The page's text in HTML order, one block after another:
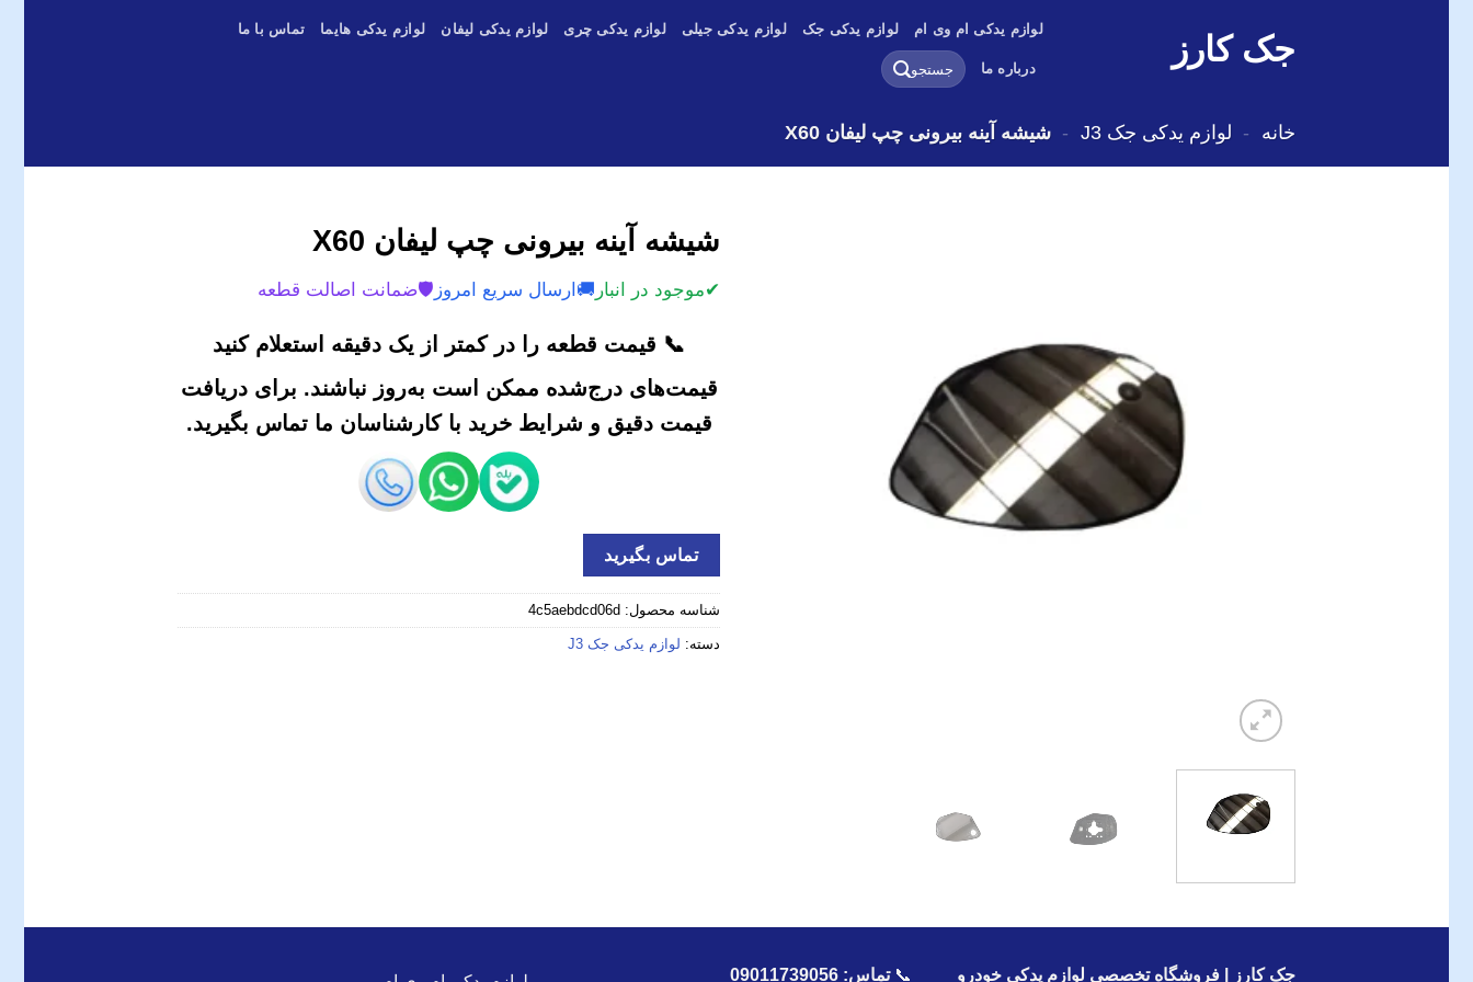
جک کارز
لوازم یدکی ام وی ام لوازم یدکی جک لوازم یدکی جیلی لوازم یدکی چری لوازم یدکی لیفان لوازم یدکی هایما تماس با ما
درباره ما
جستجو
برای:
خانه - لوازم یدکی جک J3 - شیشه آینه بیرونی چپ لیفان X60
شیشه آینه بیرونی چپ لیفان X60
✔موجود در انبار 🚚 ارسال سریع امروز 🛡️ضمانت اصالت قطعه
📞 قیمت قطعه را در کمتر از یک دقیقه استعلام کنید
قیمت‌های درج‌شده ممکن است به‌روز نباشند. برای دریافت
قیمت دقیق و شرایط خرید با کارشناسان ما تماس بگیرید.
تماس بگیرید
شناسه محصول: 4c5aebdcd06d
دسته: لوازم یدکی جک J3
جک کارز | فروشگاه تخصصی لوازم یدکی خودرو 📞تماس: 09011739056